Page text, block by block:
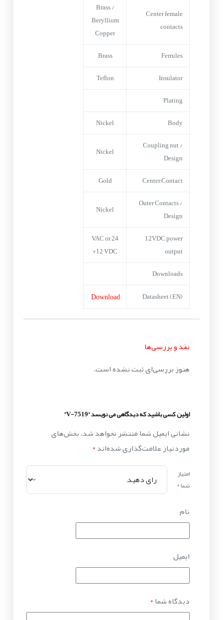
Center female
contacts
Brass /
Beryllium
Copper
Ferrules
Brass
Insulator
Teflon
Plating
Body
Nickel
Coupling nut /
Design
Nickel
Center Contact
Gold
Outer Contacts /
Design
Nickel
12VDC power
output
24 VAC or
+12 VDC
Downloads
Datasheet (EN)
Download
نقد و بررسی‌ها
هنوز بررسی‌ای ثبت نشده است.
اولین کسی باشید که دیدگاهی می نویسد “V-7519”
نشانی ایمیل شما منتشر نخواهد شد.بخش‌های
موردنیاز علامت‌گذاری شده‌اند*
امتیاز
شما*
نام
ایمیل
دیدگاه شما*